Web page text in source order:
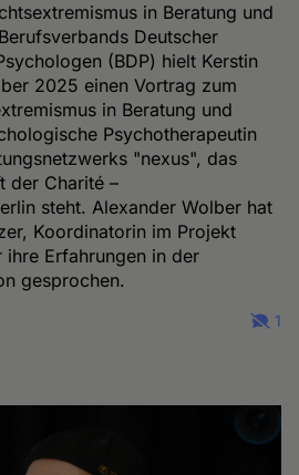
in Beratung und
Deutscher
(BDP) hielt Kerstin
2025 einen Vortrag zum
in Beratung und
Psychotherapeutin
"nexus", das
der Charité –
steht. Alexander Wolber hat
Koordinatorin im Projekt
Erfahrungen in der
gesprochen.
1